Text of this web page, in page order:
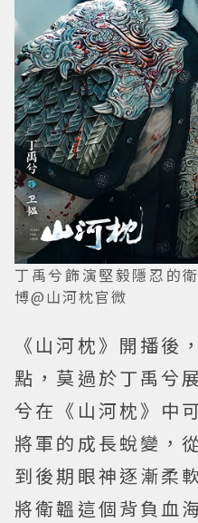
丁禹兮飾演堅毅隱忍的
博@山河枕官微
《山河枕》開播後
點，莫過於丁禹兮
兮在《山河枕》中
將軍的成長蛻變，
到後期眼神逐漸柔
將衛韞這個背負血